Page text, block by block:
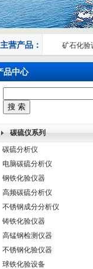
主营产品： 矿石化验
品中心
碳硫仪系列
碳硫分析仪
电脑碳硫分析仪
钢铁化验仪器
高频碳硫分析仪
不锈钢成分分析仪
铸铁化验仪器
高锰钢检测仪器
不锈钢化验仪器
球铁化验设备